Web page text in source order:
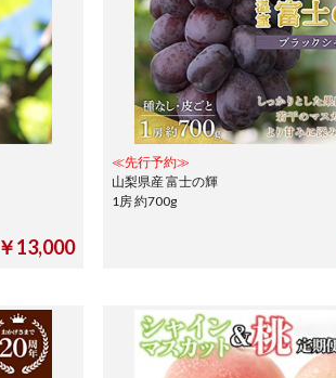
￥13,000
≪先行予約≫
山梨県産 富士の輝
1房 約700g